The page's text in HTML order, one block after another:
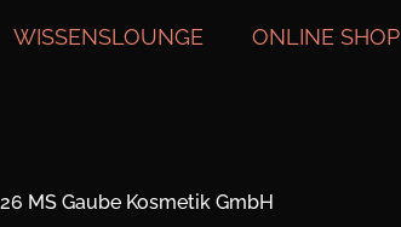
WISSENSLOUNGE ONLINE SHOP
MS Gaube Kosmetik GmbH